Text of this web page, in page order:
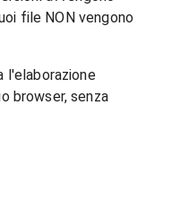
file NON vengono
l'elaborazione
browser, senza